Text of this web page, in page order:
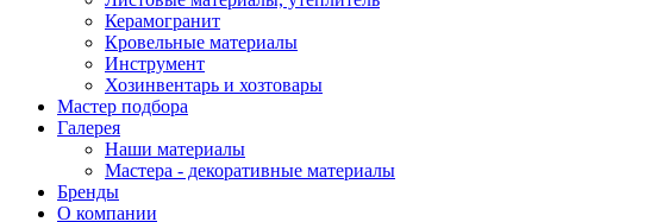
Керамогранит
Кровельные материалы
Инструмент
Хозинвентарь и хозтовары
Мастер подбора
Галерея
Наши материалы
Мастера - декоративные материалы
Бренды
О компании